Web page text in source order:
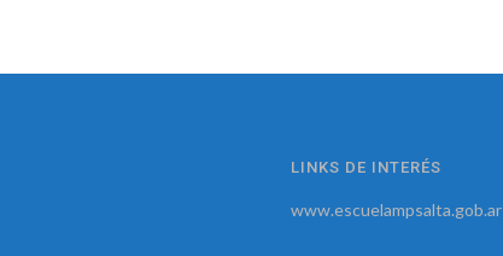
LINKS DE INTERÉS
www.escuelampsalta.gob.ar